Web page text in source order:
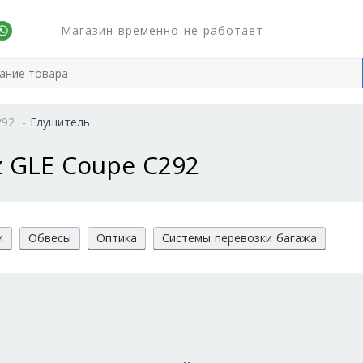
Магазин временно не работает
- Глушитель
Coupe C292
Обвесы Оптика Системы перевозки багажа